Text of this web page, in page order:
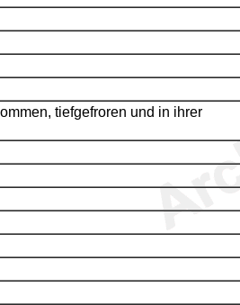
tiefgefroren und in ihrer